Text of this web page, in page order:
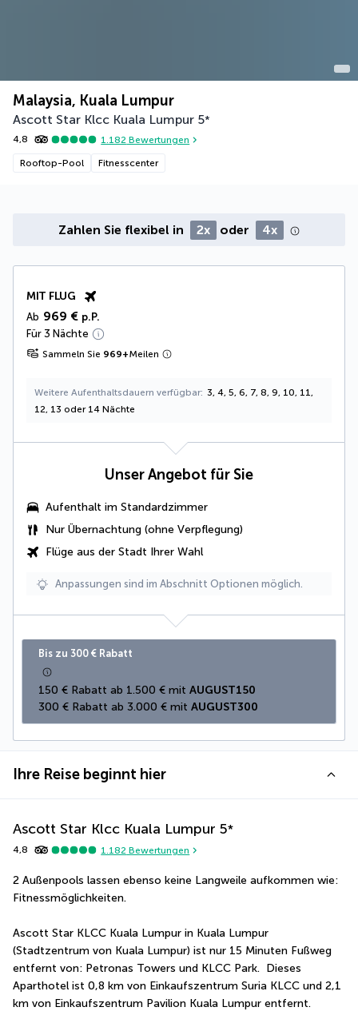
Malaysia, Kuala Lumpur
Ascott Star Klcc Kuala Lumpur 5*
4,8 1.182 Bewertungen
Rooftop-Pool Fitnesscenter
Zahlen Sie flexibel in 2x oder 4x
MIT FLUG
Ab 969 € p.P.
Für 3 Nächte
Sammeln Sie 969+Meilen
Weitere Aufenthaltsdauern verfügbar 3, 4, 5, 6, 7, 8, 9, 10, 11,
12, 13 oder 14 Nächte
Unser Angebot für Sie
Aufenthalt im Standardzimmer
Nur Übernachtung (ohne Verpflegung)
Flüge aus der Stadt Ihrer Wahl
Anpassungen sind im Abschnitt Optionen möglich.
Bis zu 300 € Rabatt
150 € Rabatt ab 1.500 € mit AUGUST150
300 € Rabatt ab 3.000 € mit AUGUST300
Ihre Reise beginnt hier
Ascott Star Klcc Kuala Lumpur 5*
4,8 1.182 Bewertungen
2 Außenpools lassen ebenso keine Langweile aufkommen wie:
Fitnessmöglichkeiten.
Ascott Star KLCC Kuala Lumpur in Kuala Lumpur
(Stadtzentrum von Kuala Lumpur) ist nur 15 Minuten Fußweg
entfernt von: Petronas Towers und KLCC Park.  Dieses
Aparthotel ist 0,8 km von Einkaufszentrum Suria KLCC und 2,1
km von Einkaufszentrum Pavilion Kuala Lumpur entfernt.